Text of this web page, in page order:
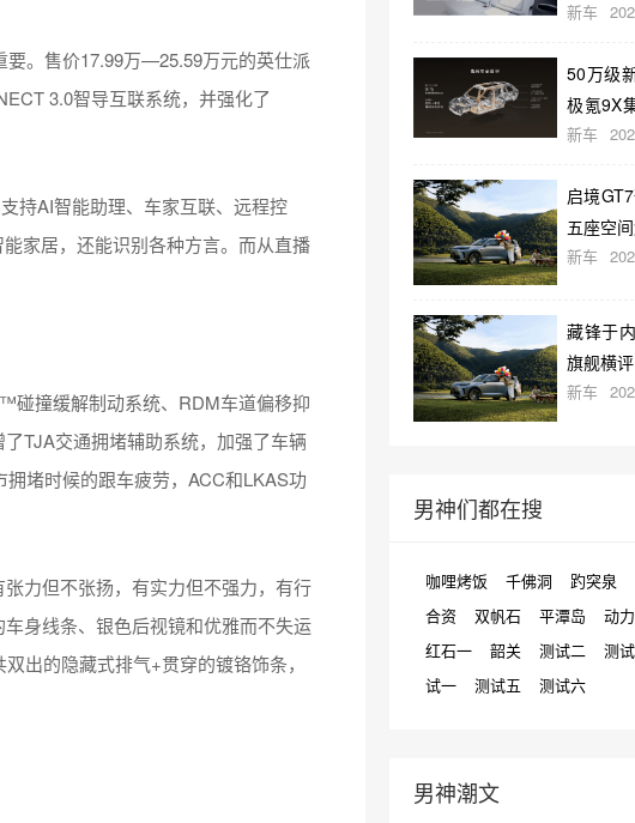
。售价17.99万—25.59万元的英仕派
3.0智导互联系统，并强化了
持AI智能助理、车家互联、远程控
家居，还能识别各种方言。而从直播
撞缓解制动系统、RDM车道偏移抑
TJA交通拥堵辅助系统，加强了车辆
堵时候的跟车疲劳，ACC和LKAS功
力但不张扬，有实力但不强力，有行
身线条、银色后视镜和优雅而不失运
出的隐藏式排气+贯穿的镀铬饰条，
新车
50万级
极氪9X
一身
新车
启境
五座空
新车
藏锋于
旗舰横评
新车
男神们都在搜
咖哩烤饭 千佛洞 趵突泉
合资
双帆石 平潭岛 动力
红石一
韶关 测试二 测试
试一
测试五 测试六
男神潮文